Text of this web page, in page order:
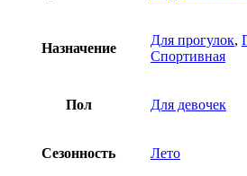
Назначение
Для прогулок,
Спортивная
Пол Для девочек
Сезонность Лето